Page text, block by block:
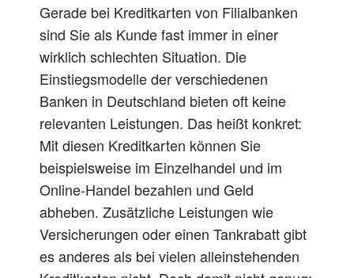
Gerade bei Kreditkarten von Filialbanken
sind Sie als Kundefast immer in einer
wirklich schlechten Situation. Die
Einstiegsmodelle der verschiedenen
Banken in Deutschland bieten oft keine
relevanten Leistungen. Das heißt konkret:
Mit diesen Kreditkarten können Sie
beispielsweise im Einzelhandel und im
Online-Handel bezahlen und Geld
abheben. Zusätzliche Leistungen wie
Versicherungen oder einen Tankrabatt gibt
es anderes als bei vielen alleinstehenden